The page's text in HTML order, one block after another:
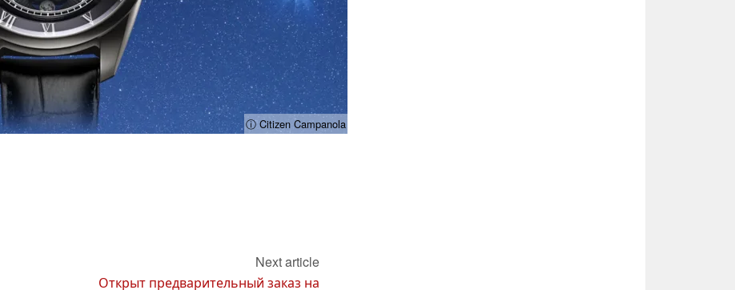
ⓘ Citizen Campanola
Next article
Открыт предварительный заказ на